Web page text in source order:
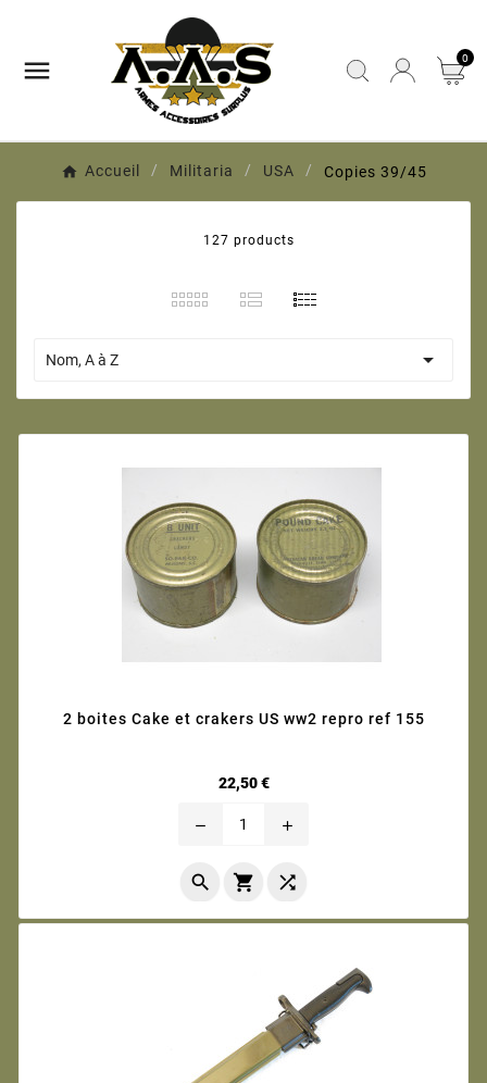
 0
Accueil Militaria USA Copies 39/45
127 products
Nom, A à Z 
2 boites Cake et crakers US ww2 repro ref 155
22,50 €Prix
remove add
  